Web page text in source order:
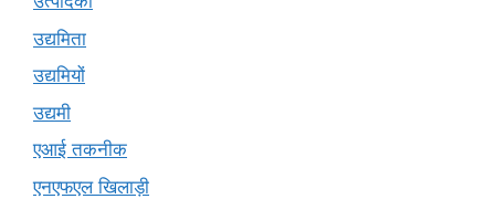
उद्यमिता
उद्यमियों
उद्यमी
एआई तकनीक
एनएफएल खिलाड़ी